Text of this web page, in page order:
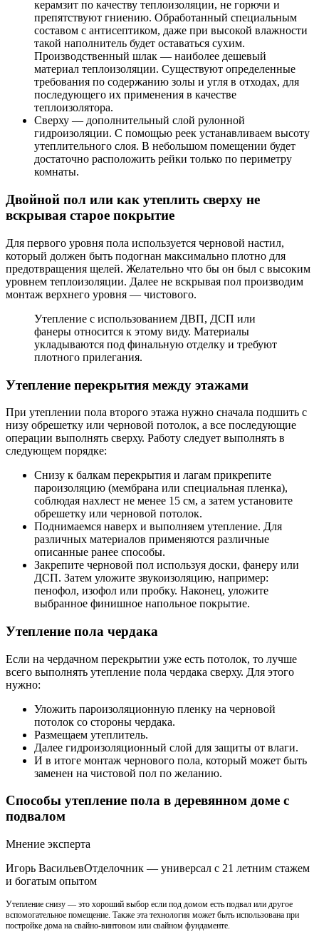
керамзит по качеству теплоизоляции, не горючи и
препятствуют гниению. Обработанный специальным
составом с антисептиком, даже при высокой влажности
такой наполнитель будет оставаться сухим.
Производственный шлак — наиболее дешевый
материал теплоизоляции. Существуют определенные
требования по содержанию золы и угля в отходах, для
последующего их применения в качестве
теплоизолятора.
Сверху — дополнительный слой рулонной
гидроизоляции. С помощью реек устанавливаем высоту
утеплительного слоя. В небольшом помещении будет
достаточно расположить рейки только по периметру
комнаты.
Двойной пол или как утеплить сверху не
вскрывая старое покрытие
Для первого уровня пола используется черновой настил,
который должен быть подогнан максимально плотно для
предотвращения щелей. Желательно что бы он был с высоким
уровнем теплоизоляции. Далее не вскрывая пол производим
монтаж верхнего уровня — чистового.
Утепление с использованием ДВП, ДСП или
фанеры относится к этому виду. Материалы
укладываются под финальную отделку и требуют
плотного прилегания.
Утепление перекрытия между этажами
При утеплении пола второго этажа нужно сначала подшить с
низу обрешетку или черновой потолок, а все последующие
операции выполнять сверху. Работу следует выполнять в
следующем порядке:
Снизу к балкам перекрытия и лагам прикрепите
пароизоляцию (мембрана или специальная пленка),
соблюдая нахлест не менее 15 см, а затем установите
обрешетку или черновой потолок.
Поднимаемся наверх и выполняем утепление. Для
различных материалов применяются различные
описанные ранее способы.
Закрепите черновой пол используя доски, фанеру или
ДСП. Затем уложите звукоизоляцию, например:
пенофол, изофол или пробку. Наконец, уложите
выбранное финишное напольное покрытие.
Утепление пола чердака
Если на чердачном перекрытии уже есть потолок, то лучше
всего выполнять утепление пола чердака сверху. Для этого
нужно:
Уложить пароизоляционную пленку на черновой
потолок со стороны чердака.
Размещаем утеплитель.
Далее гидроизоляционный слой для защиты от влаги.
И в итоге монтаж чернового пола, который может быть
заменен на чистовой пол по желанию.
Способы утепление пола в деревянном доме с
подвалом
Мнение эксперта
Игорь ВасильевОтделочник — универсал с 21 летним стажем
и богатым опытом
Утепление снизу — это хороший выбор если под домом есть подвал или другое
вспомогательное помещение. Также эта технология может быть использована при
постройке дома на свайно-винтовом или свайном фундаменте.